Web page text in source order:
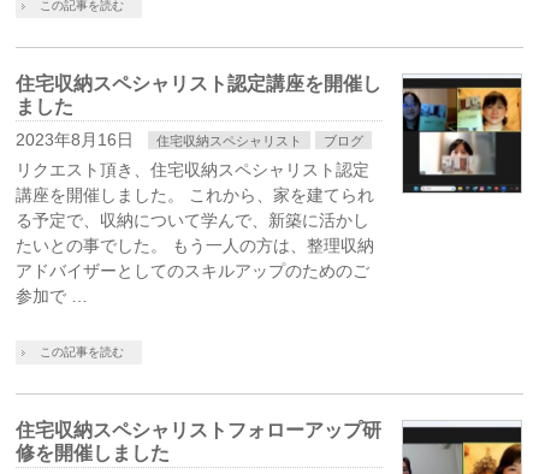
この記事を読む
住宅収納スペシャリスト認定講座を開催し
ました
2023年8月16日 住宅収納スペシャリスト ブログ
リクエスト頂き、住宅収納スペシャリスト認定
講座を開催しました。 これから、家を建てられ
る予定で、収納について学んで、新築に活かし
たいとの事でした。 もう一人の方は、整理収納
アドバイザーとしてのスキルアップのためのご
参加で …
この記事を読む
住宅収納スペシャリストフォローアップ研
修を開催しました